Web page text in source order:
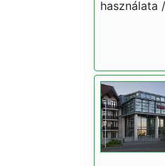
használata